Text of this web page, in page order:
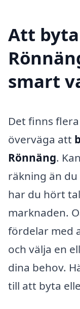
Att
smart
Det finns
överväga att
Rönnäng.
räkning än
har du hört
marknaden.
fördelar med
och välja en
dina behov.
till att byta